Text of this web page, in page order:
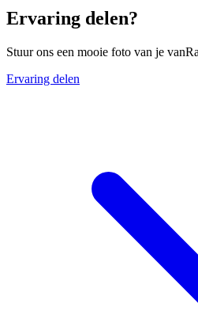
Ervaring delen?
Stuur ons een mooie foto van je
Ervaring delen